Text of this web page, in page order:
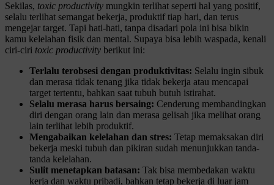
Sekilas, toxic productivity mungkin terlihat seperti hal yang positif,
selalu terlihat semangat bekerja, produktif tiap hari, dan terus
mengejar target. Tapi hati-hati, tanpa disadari pola ini bisa bikin
kamu kelelahan fisik dan mental. Supaya bisa lebih waspada, kenali
ciri-ciri toxic productivity berikut ini:
Terlalu terobsesi dengan produktivitas: Selalu ingin sibuk
dan merasa tidak tenang jika tidak bekerja atau mencapai
target tertentu, bahkan saat tubuh butuh istirahat.
Selalu merasa harus bersaing: Cenderung membandingkan
diri dengan orang lain dan merasa gelisah jika melihat orang
lain terlihat lebih produktif.
Mengabaikan kelelahan dan stres: Tetap memaksakan diri
bekerja meski tubuh dan pikiran sudah menunjukkan tanda-
tanda kelelahan.
Sulit menetapkan batasan: Tak bisa membedakan waktu
kerja dan waktu pribadi, bahkan tetap bekerja di luar jam